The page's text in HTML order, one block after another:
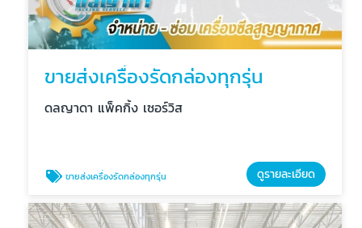
ขายส่งเครื่องรัดกล่องทุกรุ่น
ดลญาดา แพ็คกิ้ง เซอร์วิส
ขายส่งเครื่องรัดกล่องทุกรุ่น ดูรายละเอียด